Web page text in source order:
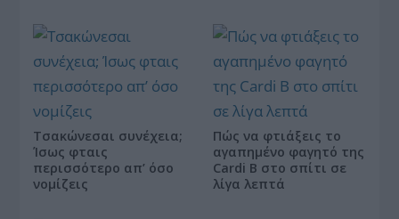
Τσακώνεσαι συνέχεια;
Ίσως φταις
περισσότερο απ’ όσο
νομίζεις
Πώς να φτιάξεις το
αγαπημένο φαγητό της
Cardi B στο σπίτι σε
λίγα λεπτά